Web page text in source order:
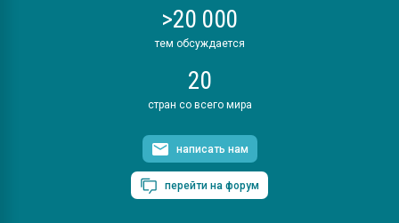
>20 000
тем обсуждается
20
стран со всего мира
написать нам
перейти на форум